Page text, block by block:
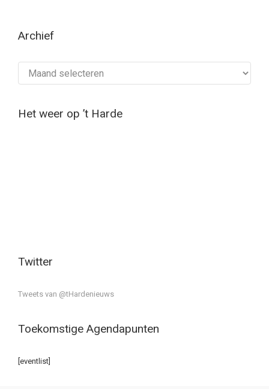
Archief
Het weer op ’t Harde
Twitter
Tweets van @tHardenieuws
Toekomstige Agendapunten
[eventlist]